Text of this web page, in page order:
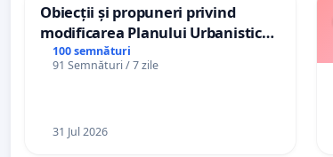
Obiecții și propuneri privind
modificarea Planului Urbanistic
General al orașului Ialoveni
100 semnături
91 Semnături / 7 zile
31 Jul 2026